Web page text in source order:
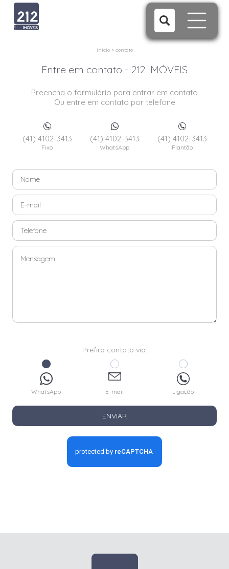
início> contato
Entre em contato - 212 IMÓVEIS
Preencha o formulário para entrar em contato
Ou entre em contato por telefone
(41) 4102-3413
Fixo
(41) 4102-3413
WhatsApp
(41) 4102-3413
Plantão
Prefiro contato via:
WhatsApp E-mail Ligação
ENVIAR